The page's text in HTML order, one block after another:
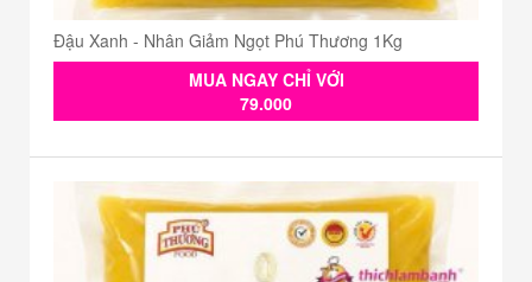
Đậu Xanh - Nhân Giảm Ngọt Phú Thương 1Kg
MUA NGAY CHỈ VỚI
79.000